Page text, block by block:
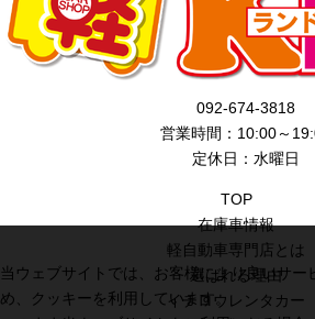
092-674-3818
営業時間：10:00～
定休日：水曜日
TOP
在庫車情報
軽自動車専門店とは
選ばれる理由
イチロウレンタカー
当ウェブサイトでは、お客様により良いサー
め、クッキーを利用しています。